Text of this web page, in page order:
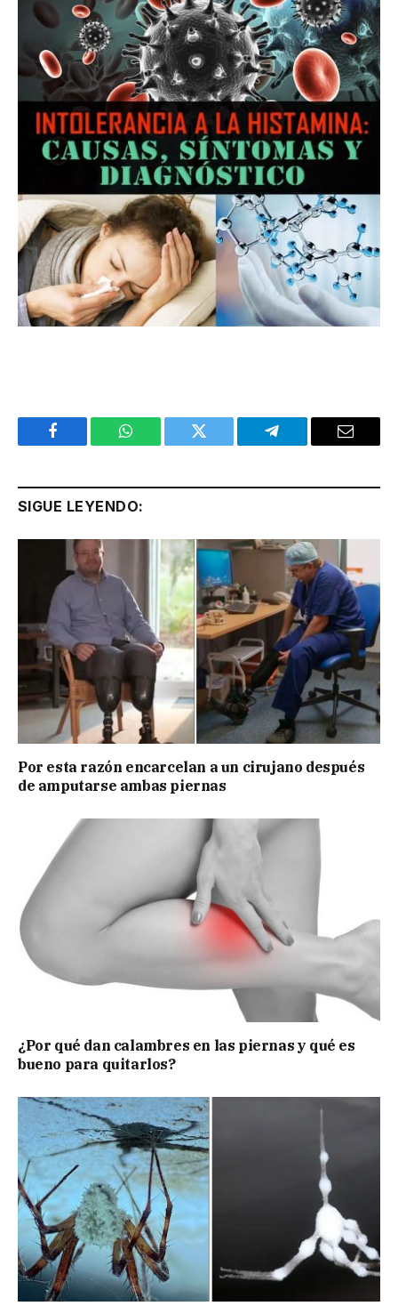
Facebook WhatsApp Twitter Telegram Email
SIGUE LEYENDO:
Por esta razón encarcelan a un cirujano después
de amputarse ambas piernas
¿Por qué dan calambres en las piernas y qué es
bueno para quitarlos?